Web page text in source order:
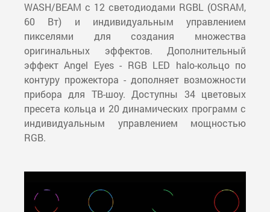
WASH/BEAM с 12 светодиодами RGBL (OSRAM,
60 Вт) и индивидуальным управлением
пикселями для создания множества
оригинальных эффектов. Дополнительный
эффект Angel Eyes - RGB LED halo-кольцо по
контуру прожектора - дополняет возможности
прибора для ТВ-шоу. Доступны 34 цветовых
пресета кольца и 20 динамических программ с
индивидуальным управлением мощностью
RGB.